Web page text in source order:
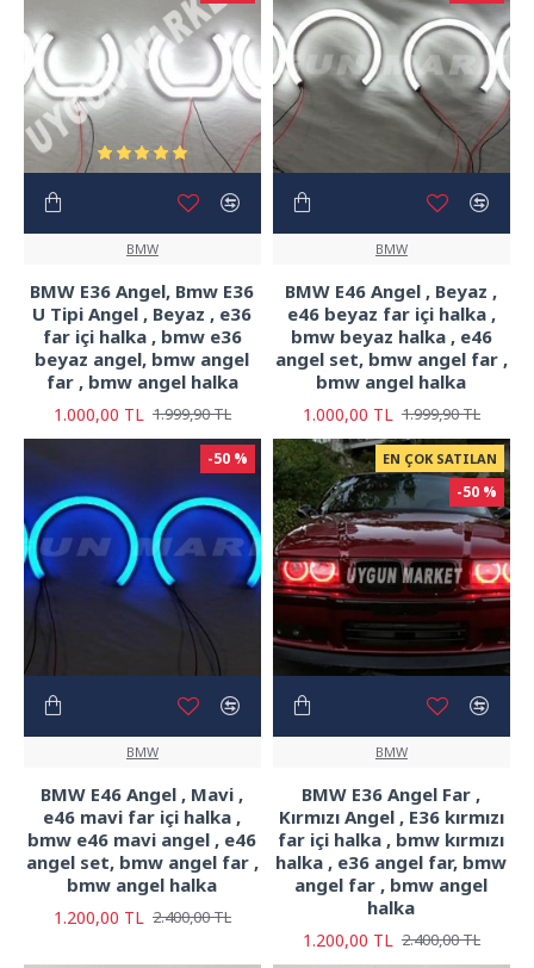
BMW
BMW E36 Angel, Bmw E36
U Tipi Angel , Beyaz , e36
far içi halka , bmw e36
beyaz angel, bmw angel
far , bmw angel halka
1.000,00 TL 1.999,90 TL
BMW
BMW E46 Angel , Beyaz ,
e46 beyaz far içi halka ,
bmw beyaz halka , e46
angel set, bmw angel far ,
bmw angel halka
1.000,00 TL 1.999,90 TL
-50 %
BMW
BMW E46 Angel , Mavi ,
e46 mavi far içi halka ,
bmw e46 mavi angel , e46
angel set, bmw angel far ,
bmw angel halka
1.200,00 TL 2.400,00 TL
EN ÇOK SATILAN
-50 %
BMW
BMW E36 Angel Far ,
Kırmızı Angel , E36 kırmızı
far içi halka , bmw kırmızı
halka , e36 angel far, bmw
angel far , bmw angel
halka
1.200,00 TL 2.400,00 TL